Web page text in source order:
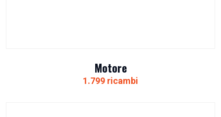
Motore
1.799 ricambi